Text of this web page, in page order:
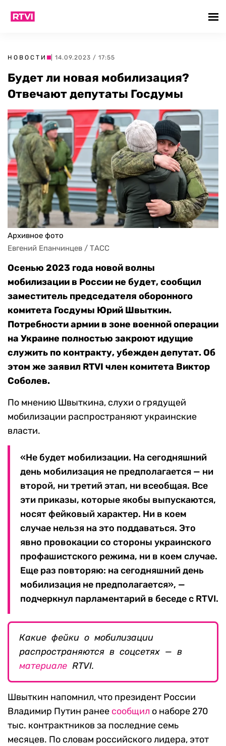
НОВОСТИ | 14.09.2023 / 17:55
Будет ли новая мобилизация?
Отвечают депутаты Госдумы
Архивное фото
Евгений Епанчинцев / ТАСС
Осенью 2023 года новой волны
мобилизации в России не будет, сообщил
заместитель председателя оборонного
комитета Госдумы Юрий Швыткин.
Потребности армии в зоне военной операции
на Украине полностью закроют идущие
служить по контракту, убежден депутат. Об
этом же заявил RTVI член комитета Виктор
Соболев.
По мнению Швыткина, слухи о грядущей
мобилизации распространяют украинские
власти.
«Не будет мобилизации. На сегодняшний
день мобилизация не предполагается — ни
второй, ни третий этап, ни всеобщая. Все
эти приказы, которые якобы выпускаются,
носят фейковый характер. Ни в коем
случае нельзя на это поддаваться. Это
явно провокации со стороны украинского
профашистского режима, ни в коем случае.
Еще раз повторяю: на сегодняшний день
мобилизация не предполагается», —
подчеркнул парламентарий в беседе с RTVI.
Какие фейки о мобилизации
распространяются в соцсетях — в
материале RTVI.
Швыткин напомнил, что президент России
Владимир Путин ранее сообщил о наборе 270
тыс. контрактников за последние семь
месяцев. По словам российского лидера, этот